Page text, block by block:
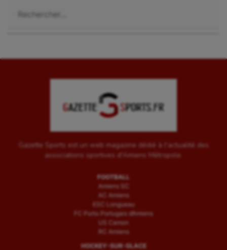
Gazette Sports est un web magazine dédié à l'actualité des
associations sportives d'Amiens Métropole.
FOOTBALL
Amiens SC
AC Amiens
ESC Longueau
FC Porto Portugais d’Amiens
US Camon
RC Amiens
HOCKEY-SUR-GLACE